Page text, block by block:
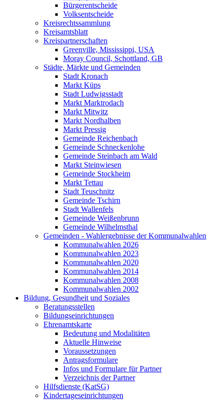
Bürgerentscheide
Volksentscheide
Kreisrechtssammlung
Kreisamtsblatt
Kreispartnerschaften
Greenville, Mississippi, USA
Moray Council, Schottland, GB
Städte, Märkte und Gemeinden
Stadt Kronach
Markt Küps
Stadt Ludwigsstadt
Markt Marktrodach
Markt Mitwitz
Markt Nordhalben
Markt Pressig
Gemeinde Reichenbach
Gemeinde Schneckenlohe
Gemeinde Steinbach am Wald
Markt Steinwiesen
Gemeinde Stockheim
Markt Tettau
Stadt Teuschnitz
Gemeinde Tschirn
Stadt Wallenfels
Gemeinde Weißenbrunn
Gemeinde Wilhelmsthal
Gemeinden - Wahlergebnisse der Kommunalwahlen
Kommunalwahlen 2026
Kommunalwahlen 2023
Kommunalwahlen 2020
Kommunalwahlen 2014
Kommunalwahlen 2008
Kommunalwahlen 2002
Bildung, Gesundheit und Soziales
Beratungsstellen
Bildungseinrichtungen
Ehrenamtskarte
Bedeutung und Modalitäten
Aktuelle Hinweise
Voraussetzungen
Antragsformulare
Infos und Formulare für Partner
Verzeichnis der Partner
Hilfsdienste (KatSG)
Kindertageseinrichtungen